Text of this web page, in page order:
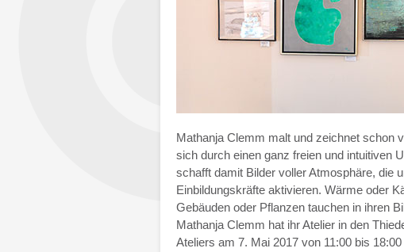
Mathanja Clemm malt und zeichnet schon
sich durch einen ganz freien und intuitiven
schafft damit Bilder voller Atmosphäre, die
Einbildungskräfte aktivieren. Wärme oder
Gebäuden oder Pflanzen tauchen in ihren
Mathanja Clemm hat ihr Atelier in den
Ateliers am 7. Mai 2017 von 11:00 bis 18:00